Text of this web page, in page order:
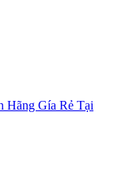
Hãng Gía Rẻ Tại